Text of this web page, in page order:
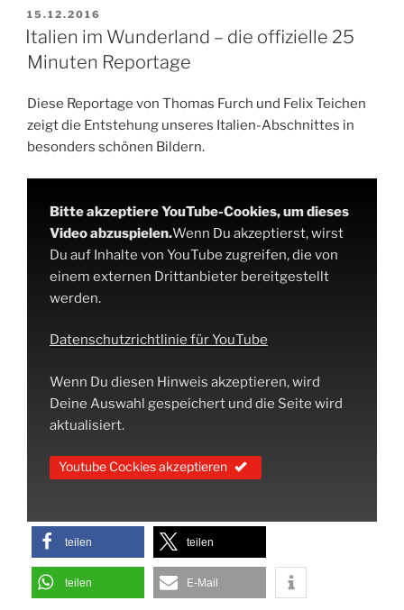
VERÖFFENTLICHT
AM
15.12.2016
Italien im Wunderland – die offizielle 25
Minuten Reportage
Diese Reportage von Thomas Furch und Felix Teichen
zeigt die Entstehung unseres Italien-Abschnittes in
besonders schönen Bildern.
Bitte akzeptiere YouTube-Cookies, um dieses
Video abzuspielen.Wenn Du akzeptierst, wirst
Du auf Inhalte von YouTube zugreifen, die von
einem externen Drittanbieter bereitgestellt
werden.
Datenschutzrichtlinie für YouTube
Wenn Du diesen Hinweis akzeptieren, wird
Deine Auswahl gespeichert und die Seite wird
aktualisiert.
Youtube Cockies akzeptieren
teilen teilen
teilen E-Mail